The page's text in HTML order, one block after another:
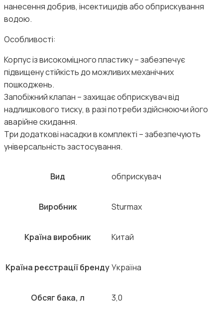
нанесення добрив, інсектицидів або обприскування
водою.
Особливості:
Корпус із високоміцного пластику – забезпечує
підвищену стійкість до можливих механічних
пошкоджень.
Запобіжний клапан – захищає обприскувач від
надлишкового тиску, в разі потреби здійснюючи його
аварійне скидання.
Три додаткові насадки в комплекті – забезпечують
універсальність застосування.
Вид обприскувач
Виробник Sturmax
Країна виробник Китай
Країна реєстрації брендуУкраїна
Обсяг бака, л 3,0